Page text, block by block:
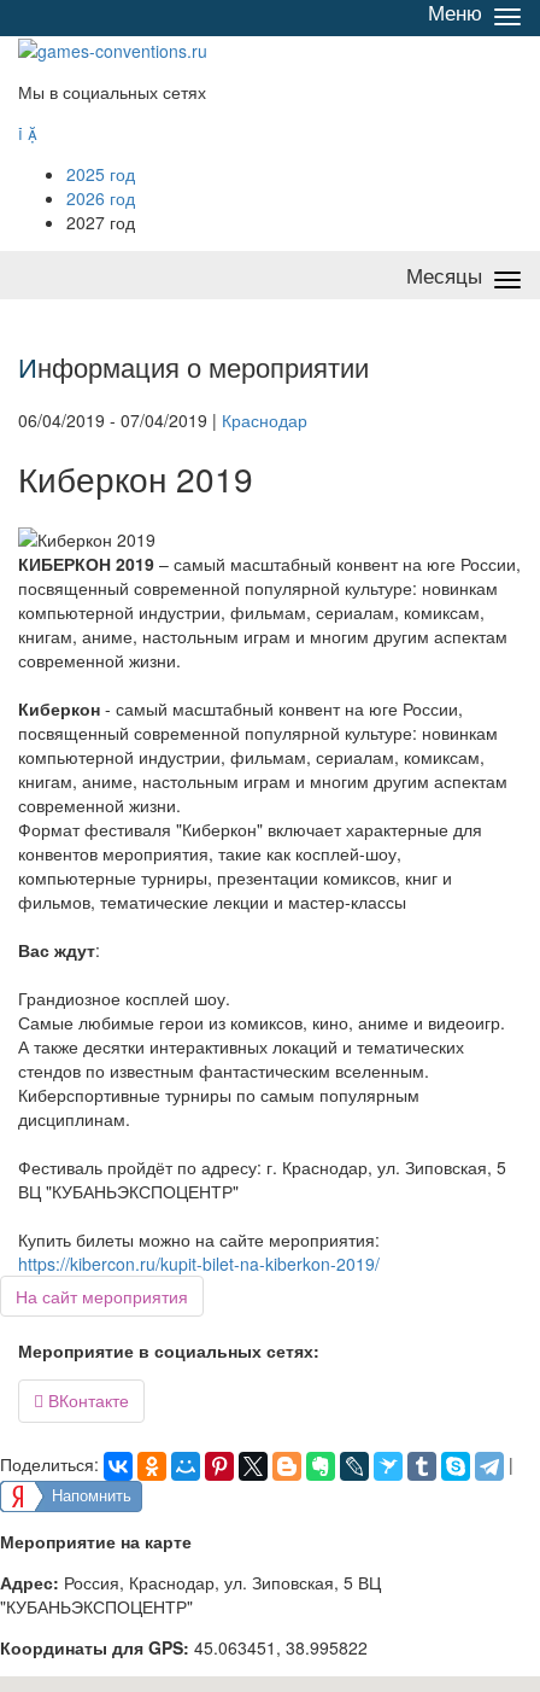
/
Меню
Мы в социальных сетях
 
2025 год
2026 год
2027 год
Месяцы
Информация о мероприятии
06/04/2019 - 07/04/2019 | Краснодар
Киберкон 2019
КИБЕРКОН 2019 – самый масштабный конвент на юге России,
посвященный современной популярной культуре: новинкам
компьютерной индустрии, фильмам, сериалам, комиксам,
книгам, аниме, настольным играм и многим другим аспектам
современной жизни.
Киберкон - самый масштабный конвент на юге России,
посвященный современной популярной культуре: новинкам
компьютерной индустрии, фильмам, сериалам, комиксам,
книгам, аниме, настольным играм и многим другим аспектам
современной жизни.
Формат фестиваля "Киберкон" включает характерные для
конвентов мероприятия, такие как косплей-шоу,
компьютерные турниры, презентации комиксов, книг и
фильмов, тематические лекции и мастер-классы
Вас ждут:
Грандиозное косплей шоу.
Самые любимые герои из комиксов, кино, аниме и видеоигр.
А также десятки интерактивных локаций и тематических
стендов по известным фантастическим вселенным.
Киберспортивные турниры по самым популярным
дисциплинам.
Фестиваль пройдёт по адресу: г. Краснодар, ул. Зиповская, 5
ВЦ "КУБАНЬЭКСПОЦЕНТР"
Купить билеты можно на сайте мероприятия:
https://kibercon.ru/kupit-bilet-na-kiberkon-2019/
На сайт мероприятия
Мероприятие в социальных сетях:
 ВКонтакте
Поделиться: |
Напомнить
Мероприятие на карте
Адрес: Россия, Краснодар, ул. Зиповская, 5 ВЦ
"КУБАНЬЭКСПОЦЕНТР"
Координаты для GPS: 45.063451 , 38.995822